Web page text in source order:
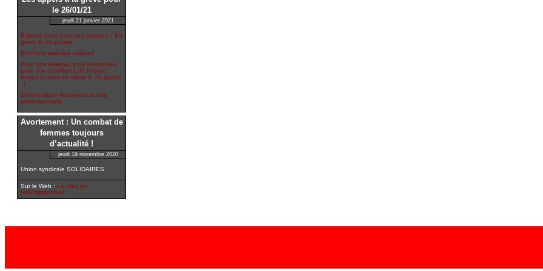
le 26/01/21
jeudi 21 janvier 2021
Battons-nous pour nos salaires ! En
grève le 26 janvier !
Brochure spéciale salaires
Pour nos salaires, pour les postes,
pour nos conditions de travail :
toutes et tous en grève le 26 janvier
!
Communiqué intersyndical voie
professionnelle
Avortement : Un combat de
femmes toujours
d’actualité !
jeudi 19 novembre 2020
Union syndicale SOLIDAIRES
Sur le Web : Le tract en
téléchargement